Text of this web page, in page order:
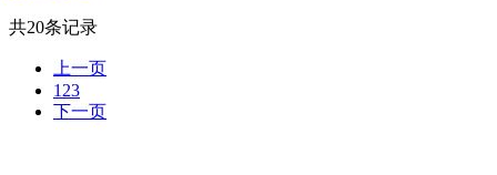
共20条记录
上一页
1 23
下一页